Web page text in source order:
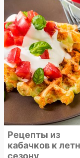
Баклажанная
яблоками